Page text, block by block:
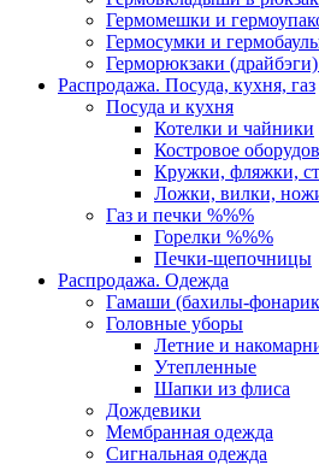
Гермомешки и
Гермосумки и
Герморюкзаки
Распродажа. Посуда, кухня, газ
Посуда и кухня
Котелки и чайники
Костровое
Кружки, фляжки,
Ложки, вилки,
Газ и печки %%%
Горелки %%%
Печки-щепочницы
Распродажа. Одежда
Гамаши (бахилы-
Головные уборы
Летние и
Утепленные
Шапки из флиса
Дождевики
Мембранная одежда
Сигнальная одежда